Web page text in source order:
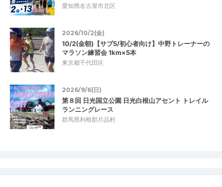
愛知県名古屋市北区
2026/10/2(金)
10/2(金朝)【サブ5/初心者向け】中野トレーナーの
マラソン練習会 1km×5本
東京都千代田区
2026/9/6(日)
第８回 日光国立公園 日光白根山アセント トレイル
ランニングレース
群馬県利根郡片品村